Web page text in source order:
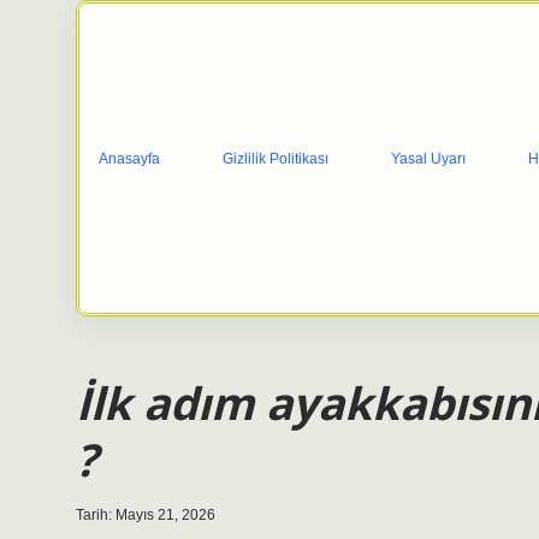
Anasayfa Gizlilik Politikası Yasal Uyarı
İlk adım
?
Tarih: Mayıs 21, 2026